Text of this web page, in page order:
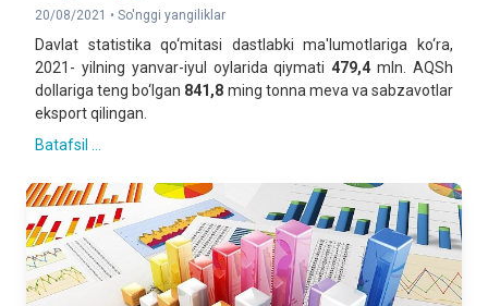
20/08/2021 • So'nggi yangiliklar
Davlat statistika qo‘mitasi dastlabki ma'lumotlariga ko‘ra,
2021- yilning yanvar-iyul oylarida qiymati479,4 mln. AQSh
dollariga teng bo‘lgan 841,8 ming tonna meva va sabzavotlar
eksport qilingan.
Batafsil ...